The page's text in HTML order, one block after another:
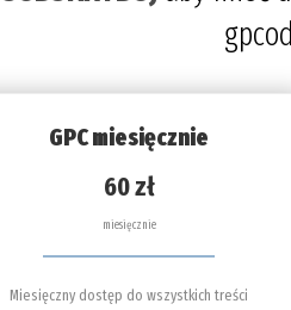
GPC miesięcznie
60 zł
miesięcznie
Miesięczny dostęp do wszystkich treści